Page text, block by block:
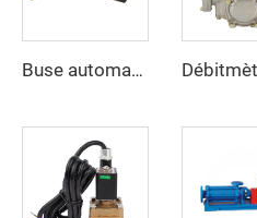
Buse automatique ZCN(XD)-120